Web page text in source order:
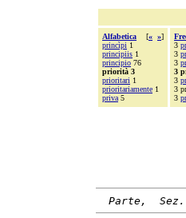
Alfabetica [« »]
princìpi 1
principiis 1
principio 76
priorità 3
prioritari 1
prioritariamente 1
priva 5
3
3
3
3
3
3
3
Parte,